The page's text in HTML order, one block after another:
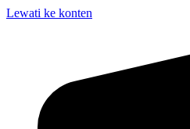
Lewati ke konten